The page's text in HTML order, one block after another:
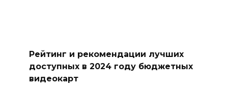
Рейтинг и рекомендации лучших
доступных в 2024 году бюджетных
видеокарт